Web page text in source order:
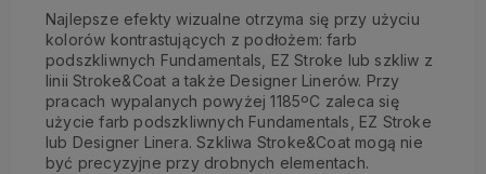
Najlepsze efekty wizualne otrzyma się przy użyciu
kolorów kontrastujących z podłożem: farb
podszkliwnych Fundamentals, EZ Stroke lub szkliw z
linii Stroke&Coat a także Designer Linerów. Przy
pracach wypalanych powyżej 1185ºC zaleca się
użycie farb podszkliwnych Fundamentals, EZ Stroke
lub Designer Linera. Szkliwa Stroke&Coat mogą nie
być precyzyjne przy drobnych elementach.